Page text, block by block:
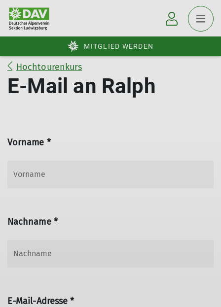
MITGLIED WERDEN
Hochtourenkurs
E-Mail an Ralph
Vorname *
Nachname *
E-Mail-Adresse *